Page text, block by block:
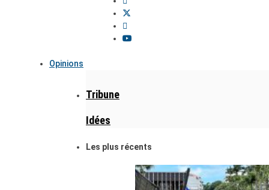
Opinions
Tribune
Idées
Les plus récents